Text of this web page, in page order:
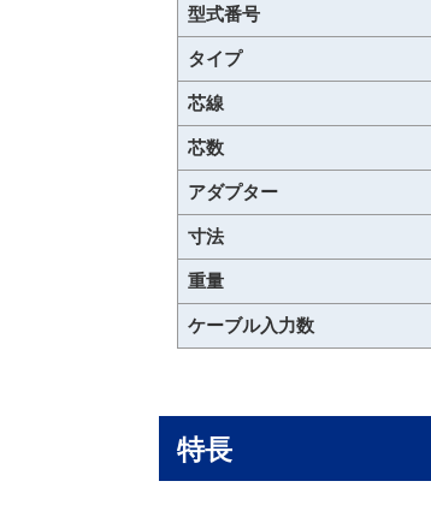
型式番号
タイプ
芯線
芯数
アダプター
寸法
重量
ケーブル入力数
特長